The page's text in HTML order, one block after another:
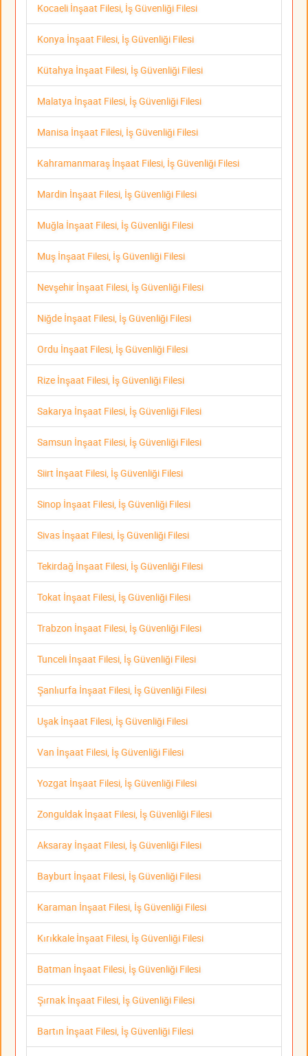
Kocaeli İnşaat Filesi, İş Güvenliği Filesi
Konya İnşaat Filesi, İş Güvenliği Filesi
Kütahya İnşaat Filesi, İş Güvenliği Filesi
Malatya İnşaat Filesi, İş Güvenliği Filesi
Manisa İnşaat Filesi, İş Güvenliği Filesi
Kahramanmaraş İnşaat Filesi, İş Güvenliği Filesi
Mardin İnşaat Filesi, İş Güvenliği Filesi
Muğla İnşaat Filesi, İş Güvenliği Filesi
Muş İnşaat Filesi, İş Güvenliği Filesi
Nevşehir İnşaat Filesi, İş Güvenliği Filesi
Niğde İnşaat Filesi, İş Güvenliği Filesi
Ordu İnşaat Filesi, İş Güvenliği Filesi
Rize İnşaat Filesi, İş Güvenliği Filesi
Sakarya İnşaat Filesi, İş Güvenliği Filesi
Samsun İnşaat Filesi, İş Güvenliği Filesi
Siirt İnşaat Filesi, İş Güvenliği Filesi
Sinop İnşaat Filesi, İş Güvenliği Filesi
Sivas İnşaat Filesi, İş Güvenliği Filesi
Tekirdağ İnşaat Filesi, İş Güvenliği Filesi
Tokat İnşaat Filesi, İş Güvenliği Filesi
Trabzon İnşaat Filesi, İş Güvenliği Filesi
Tunceli İnşaat Filesi, İş Güvenliği Filesi
Şanlıurfa İnşaat Filesi, İş Güvenliği Filesi
Uşak İnşaat Filesi, İş Güvenliği Filesi
Van İnşaat Filesi, İş Güvenliği Filesi
Yozgat İnşaat Filesi, İş Güvenliği Filesi
Zonguldak İnşaat Filesi, İş Güvenliği Filesi
Aksaray İnşaat Filesi, İş Güvenliği Filesi
Bayburt İnşaat Filesi, İş Güvenliği Filesi
Karaman İnşaat Filesi, İş Güvenliği Filesi
Kırıkkale İnşaat Filesi, İş Güvenliği Filesi
Batman İnşaat Filesi, İş Güvenliği Filesi
Şırnak İnşaat Filesi, İş Güvenliği Filesi
Bartın İnşaat Filesi, İş Güvenliği Filesi